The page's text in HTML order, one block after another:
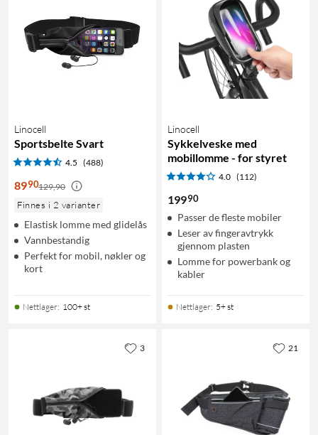
Linocell
Sportsbelte Svart
4.5 (488)
8990129,90
Finnes i 2 varianter
Elastisk lomme med glidelås
Vannbestandig
Perfekt for mobil, nøkler og
kort
Nettlager: 100+ st
Linocell
Sykkelveske med
mobillomme - for styret
4.0 (112)
19990
Passer de fleste mobiler
Leser av fingeravtrykk
gjennom plasten
Lomme for powerbank og
kabler
Nettlager: 5+ st
3 21